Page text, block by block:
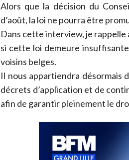
Alors que la décision du
d’août, la loi ne pourra être
Dans cette interview, je
si cette loi demeure
voisins belges.
Il nous appartiendra désormais
décrets d’application et de
afin de garantir pleinement le